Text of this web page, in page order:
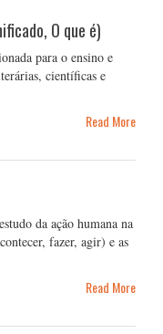
O que é)
para o ensino e
científicas e
Read More
da ação humana na
fazer, agir) e as
Read More